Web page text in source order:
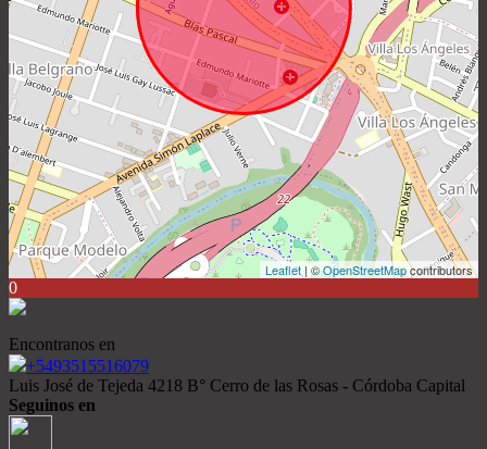
Leaflet | ©OpenStreetMapcontributors
0
Encontranos en
+5493515516079
Luis José de Tejeda 4218 B° Cerro de las Rosas - Córdoba Capital
Seguinos en